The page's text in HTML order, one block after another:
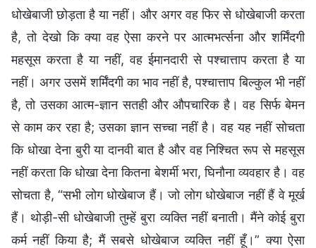
धोखेबाजी छोड़ता है या नहीं। और अगर वह फिर से धोखेबाजी करता
है, तो देखो कि क्या वह ऐसा करने पर आत्मभर्त्सना और शर्मिंदगी
महसूस करता है या नहीं, वह ईमानदारी से पश्चात्ताप करता है या
नहीं। अगर उसमें शर्मिंदगी का भाव नहीं है, पश्चात्ताप बिल्कुल भी नहीं
है, तो उसका आत्म-ज्ञान सतही और औपचारिक है। वह सिर्फ बेमन
से काम कर रहा है; उसका ज्ञान सच्चा नहीं है। वह यह नहीं सोचता
कि धोखा देना बुरी या दानवी बात है और वह निश्चित रूप से महसूस
नहीं करता कि धोखा देना कितना बेशर्मी भरा, घिनौना व्यवहार है। वह
सोचता है, “सभी लोग धोखेबाज हैं। जो लोग धोखेबाज नहीं हैं वे मूर्ख
हैं। थोड़ी-सी धोखेबाजी तुम्हें बुरा व्यक्ति नहीं बनाती। मैंने कोई बुरा
कर्म नहीं किया है; मैं सबसे धोखेबाज व्यक्ति नहीं हूँ।” क्या ऐसा